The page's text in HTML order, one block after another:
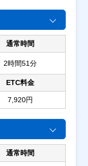
通常時間
2時間51分
ETC料金
7,920円
通常時間